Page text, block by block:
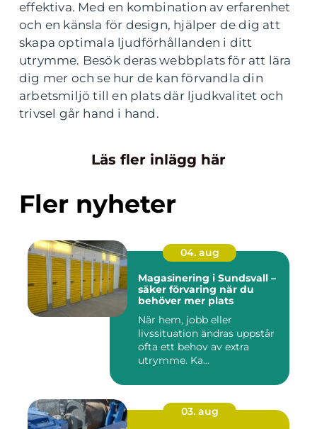
effektiva. Med en kombination av erfarenhet
och en känsla för design, hjälper de dig att
skapa optimala ljudförhållanden i ditt
utrymme. Besök deras webbplats för att lära
dig mer och se hur de kan förvandla din
arbetsmiljö till en plats där ljudkvalitet och
trivsel går hand i hand.
Läs fler inlägg här
Fler nyheter
04. aug
Magasinering i Sundsvall –
säker förvaring när du
behöver mer plats
När hem, jobb eller
livssituation ändras uppstår
ofta ett behov av extra
utrymme. Ka...
03. aug